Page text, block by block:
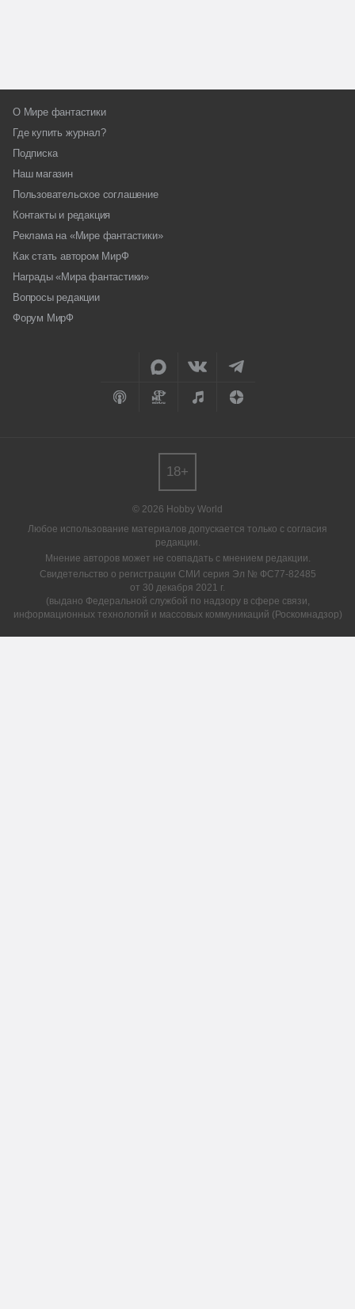
О Мире фантастики
Где купить журнал?
Подписка
Наш магазин
Пользовательское соглашение
Контакты и редакция
Реклама на «Мире фантастики»
Как стать автором МирФ
Награды «Мира фантастики»
Вопросы редакции
Форум МирФ
© 2026 Hobby World
Любое использование материалов допускается только с согласия
редакции.
Мнение авторов может не совпадать с мнением редакции.
Свидетельство о регистрации СМИ серия Эл № ФС77-82485
от 30 декабря 2021 г.
(выдано Федеральной службой по надзору в сфере связи,
информационных технологий и массовых коммуникаций (Роскомнадзор)
18+